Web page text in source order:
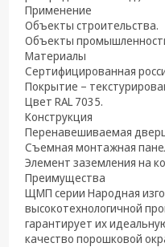
Компьютерные
комплектующие
Системы
безопасности
Применение
Объекты строительства.
Объекты
Материалы
Сертифицированная
Покрытие –
Цвет RAL 7035.
Конструкция
Перенавешиваемая
Съемная монтажная
Элемент заземления на
Преимущества
ЩМП серии Народная
высокотехнологичной
гарантирует их
качество порошковой